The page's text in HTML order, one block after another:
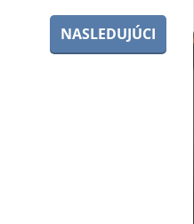
NASLEDUJÚCI